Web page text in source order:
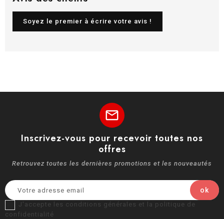
Soyez le premier à écrire votre avis !
mail
Inscrivez-vous pour recevoir toutes nos
offres
Retrouvez toutes les dernières promotions et les nouveautés
J'accepte les conditions générales et la politique de
confidentialité